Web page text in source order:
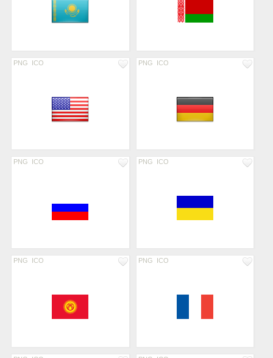
PNG ICO PNG ICO
PNG ICO PNG ICO
PNG ICO PNG ICO